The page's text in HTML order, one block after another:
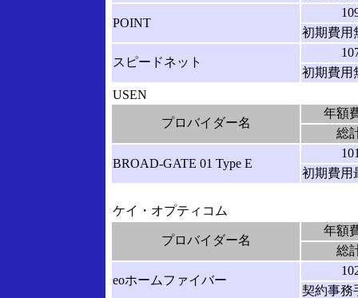
POINT
初期費用
スピードネット
初期費用
USEN
プロバイダー名
年額
総
BROAD-GATE 01 Type E
初期費用
ケイ・オプティコム
プロバイダー名
年額
総
eoホームファイバー
契約事務